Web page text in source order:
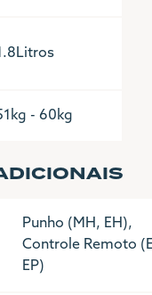
- 60kg
Punho (MH, EH),
Controle Remoto
EP)